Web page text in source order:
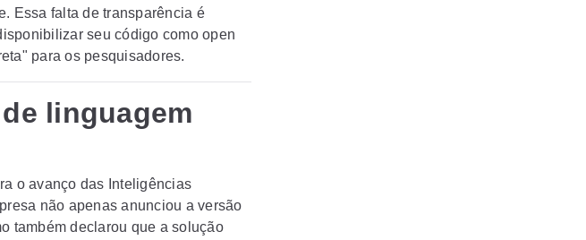
Essa falta de transparência é
seu código como open
para os pesquisadores.
linguagem
o avanço das Inteligências
não apenas anunciou a versão
também declarou que a solução